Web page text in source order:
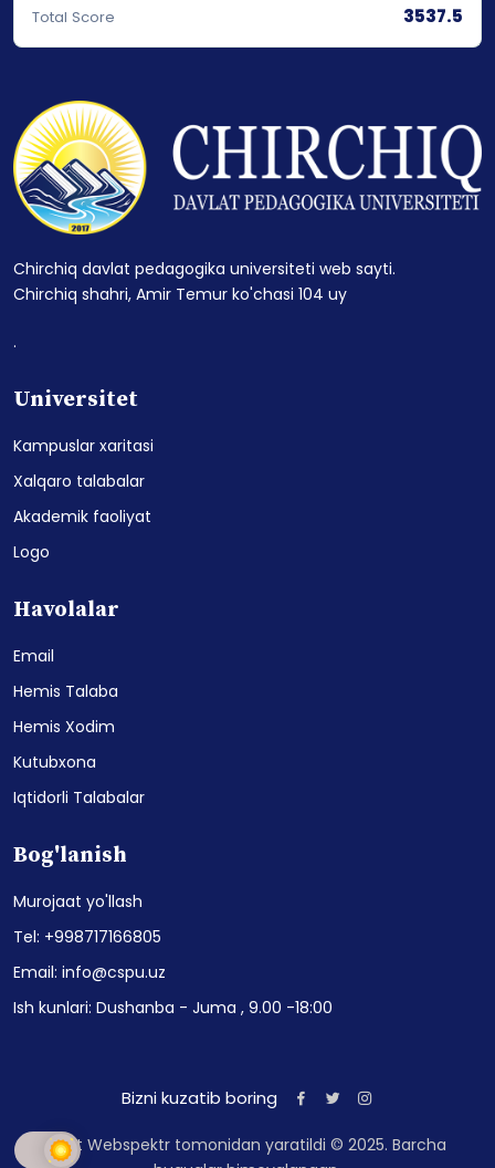
Total Score 3537.5
Chirchiq davlat pedagogika universiteti web sayti.
Chirchiq shahri, Amir Temur ko'chasi 104 uy
.
Universitet
Kampuslar xaritasi
Xalqaro talabalar
Akademik faoliyat
Logo
Havolalar
Email
Hemis Talaba
Hemis Xodim
Kutubxona
Iqtidorli Talabalar
Bog'lanish
Murojaat yo'llash
Tel: +998717166805
Email: info@cspu.uz
Ish kunlari: Dushanba - Juma , 9.00 -18:00
Bizni kuzatib boring
Sayt Webspektr tomonidan yaratildi © 2025. Barcha